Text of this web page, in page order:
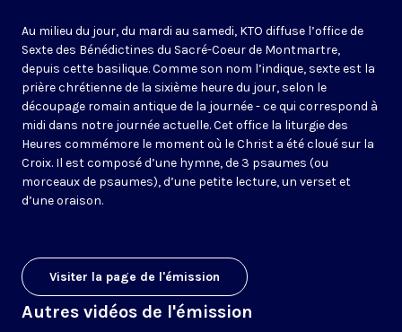
Au milieu du jour, du mardi au samedi, KTO diffuse l’office de
Sexte des Bénédictines du Sacré-Coeur de Montmartre,
depuis cette basilique. Comme son nom l’indique, sexte est la
prière chrétienne de la sixième heure du jour, selon le
découpage romain antique de la journée - ce qui correspond à
midi dans notre journée actuelle. Cet office la liturgie des
Heures commémore le moment où le Christ a été cloué sur la
Croix. Il est composé d’une hymne, de 3 psaumes (ou
morceaux de psaumes), d’une petite lecture, un verset et
d’une oraison.
Visiter la page de l'émission
Autres vidéos de l'émission